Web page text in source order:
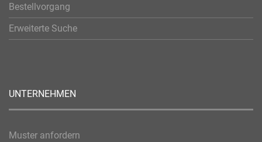
Bestellvorgang
Erweiterte Suche
UNTERNEHMEN
Muster anfordern